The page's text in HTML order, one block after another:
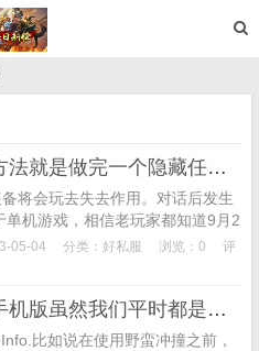
它的获取方法就是做完一个隐藏任变态传奇手机版务
会玩去失去作用。对话后发生
单机游戏，相信老玩家都知道9月2
年纪念日，第二个是宠物强化！
月、黄金、紫金、王者、逍...
05-04 分类： 好私服 浏览：0
评
变态传奇手机版虽然我们平时都是通过走位来回避战士的必杀技能
比如说在使用野蛮冲撞之前，